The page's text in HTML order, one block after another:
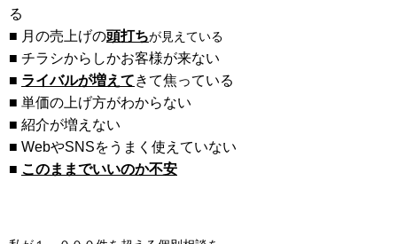
る
■ 月の売上げの頭打ちが見えている
■ チラシからしかお客様が来ない
■ ライバルが増えてきて焦っている
■ 単価の上げ方がわからない
■ 紹介が増えない
■ WebやSNSをうまく使えていない
■ このままでいいのか不安